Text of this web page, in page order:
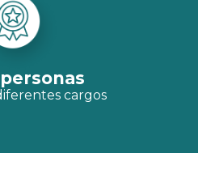
cargos
personas